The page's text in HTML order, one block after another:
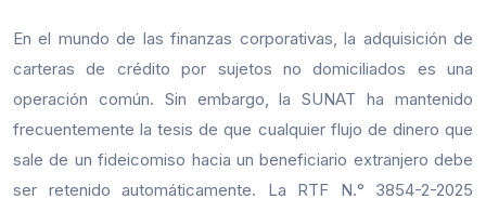
En el mundo de las finanzas corporativas, la adquisición de
carteras de crédito por sujetos no domiciliados es una
operación común. Sin embargo, la SUNAT ha mantenido
frecuentemente la tesis de que cualquier flujo de dinero que
sale de un fideicomiso hacia un beneficiario extranjero debe
ser retenido automáticamente. La RTF N.° 3854-2-2025